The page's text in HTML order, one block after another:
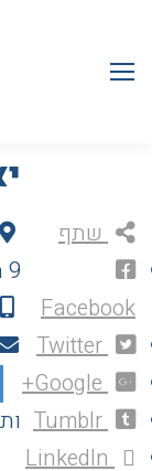
9 הברושים
ותק:
שתף
Facebook
Twitter
Google+
Tumblr
LinkedIn